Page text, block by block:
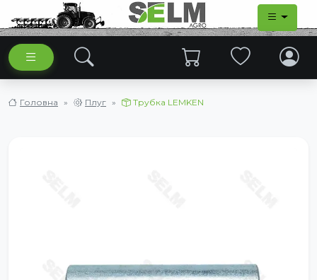
Головна Плуг Трубка LEMKEN